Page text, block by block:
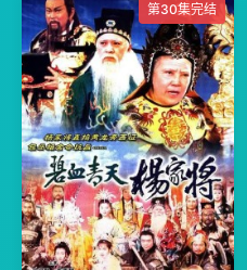
第30集完结